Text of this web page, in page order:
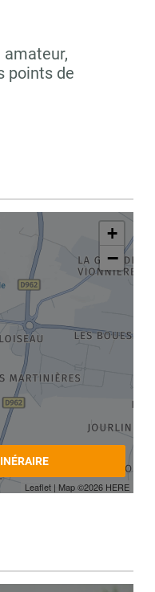
amateur,
points de
+
−
Leaflet | Map ©2026 HERE